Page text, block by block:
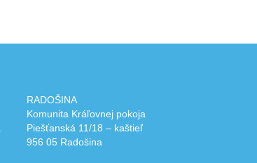
RADOŠINA
Komunita Kráľovnej pokoja
Piešťanská 11/18 – kaštieľ
956 05 Radošina